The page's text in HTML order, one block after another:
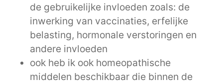
de gebruikelijke invloeden zoals: de
inwerking van vaccinaties, erfelijke
belasting, hormonale verstoringen en
andere invloeden
ook heb ik ook homeopathische
middelen beschikbaar die binnen de